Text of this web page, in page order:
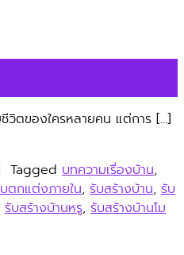
วิตของใครหลายคน แต่การ […]
Tagged บทความเรื่องบ้าน,
ตกแต่งภายใน, รับสร้างบ้าน, รับ
รับสร้างบ้านหรู, รับสร้างบ้านโม